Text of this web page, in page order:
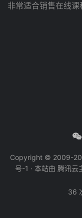
非常适合销售在线
Copyright © 2009-
号-1 · 本站由 腾讯云
36